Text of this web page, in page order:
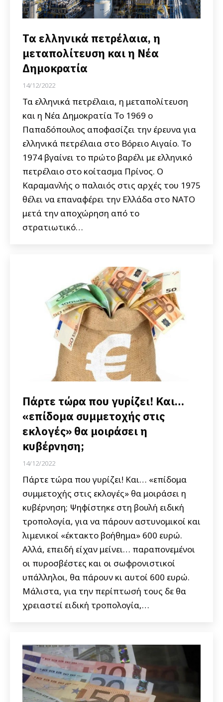
Τα ελληνικά πετρέλαια, η
μεταπολίτευση και η Νέα
Δημοκρατία
14/12/2022
Τα ελληνικά πετρέλαια, η μεταπολίτευση
και η Νέα Δημοκρατία Το 1969 ο
Παπαδόπουλος αποφασίζει την έρευνα για
ελληνικά πετρέλαια στο Βόρειο Αιγαίο. Το
1974 βγαίνει το πρώτο βαρέλι με ελληνικό
πετρέλαιο στο κοίτασμα Πρίνος. Ο
Καραμανλής ο παλαιός στις αρχές του 1975
θέλει να επαναφέρει την Ελλάδα στο ΝΑΤΟ
μετά την αποχώρηση από το
στρατιωτικό…
Πάρτε τώρα που γυρίζει! Και…
«επίδομα συμμετοχής στις
εκλογές» θα μοιράσει η
κυβέρνηση;
14/12/2022
Πάρτε τώρα που γυρίζει! Και… «επίδομα
συμμετοχής στις εκλογές» θα μοιράσει η
κυβέρνηση; Ψηφίστηκε στη βουλή ειδική
τροπολογία, για να πάρουν αστυνομικοί και
λιμενικοί «έκτακτο βοήθημα» 600 ευρώ.
Αλλά, επειδή είχαν μείνει… παραπονεμένοι
οι πυροσβέστες και οι σωφρονιστικοί
υπάλληλοι, θα πάρουν κι αυτοί 600 ευρώ.
Μάλιστα, για την περίπτωσή τους δε θα
χρειαστεί ειδική τροπολογία,…